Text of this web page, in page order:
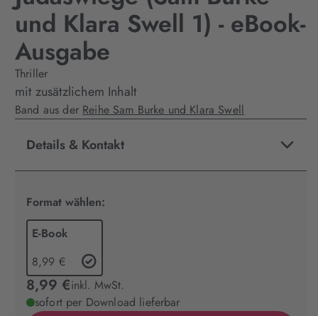
und Klara Swell 1) - eBook-
Ausgabe
Thriller
mit zusätzlichem Inhalt
Band aus der Reihe Sam Burke und Klara Swell
Details & Kontakt
Format wählen:
E-Book
8,99 €
8,99 €inkl. MwSt.
sofort per Download lieferbar